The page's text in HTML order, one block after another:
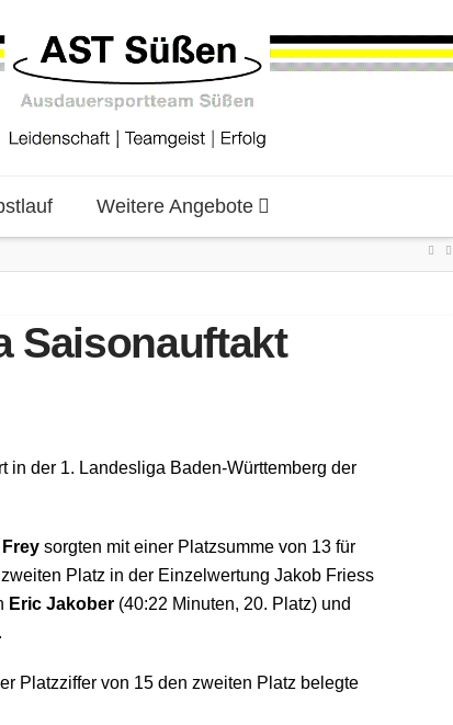
Weitere Angebote
Saisonauftakt
in der 1. Landesliga Baden-Württemberg der
sorgten mit einer Platzsumme von 13 für
Platz in der Einzelwertung Jakob Friess
Eric Jakober (40:22 Minuten, 20. Platz) und
Platzziffer von 15 den zweiten Platz belegte